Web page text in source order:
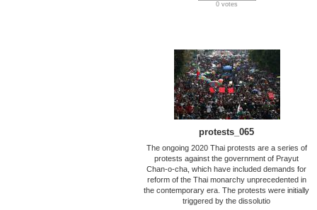
0 votes
protests_065
The ongoing 2020 Thai protests are a series of
protests against the government of Prayut
Chan-o-cha, which have included demands for
reform of the Thai monarchy unprecedented in
the contemporary era. The protests were initially
triggered by the dissolutio